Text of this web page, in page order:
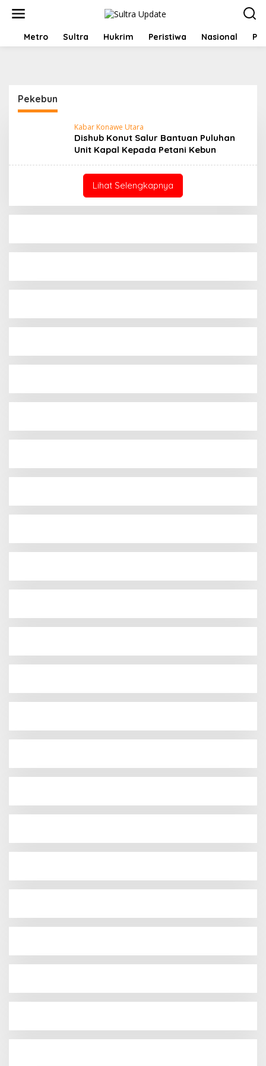
HOMEMetro Sultra Hukrim Peristiwa Nasional
Pekebun
Kabar Konawe Utara
Dishub Konut Salur Bantuan Puluhan
Unit Kapal Kepada Petani Kebun
Lihat Selengkapnya